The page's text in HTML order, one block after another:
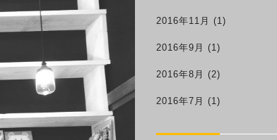
2016年11月 (1)
2016年9月 (1)
2016年8月 (2)
2016年7月 (1)